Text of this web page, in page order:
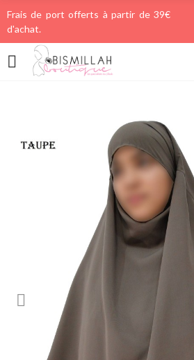
Frais de port offerts à partir de 39€
d'achat.